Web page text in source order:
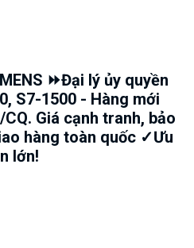
⏩Đại lý ủy quyền
S7-1500 - Hàng mới
Giá cạnh tranh, bảo
hàng toàn quốc ✓Ưu
lớn!